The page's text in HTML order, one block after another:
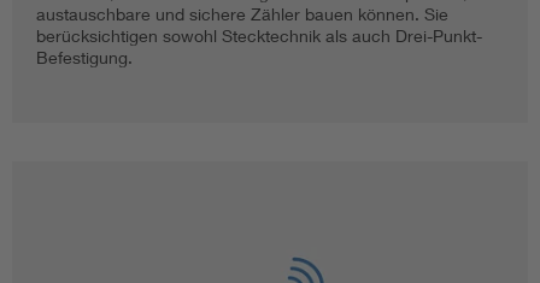
austauschbare und sichere Zähler bauen können. Sie
berücksichtigen sowohl Stecktechnik als auch Drei-Punkt-
Befestigung.